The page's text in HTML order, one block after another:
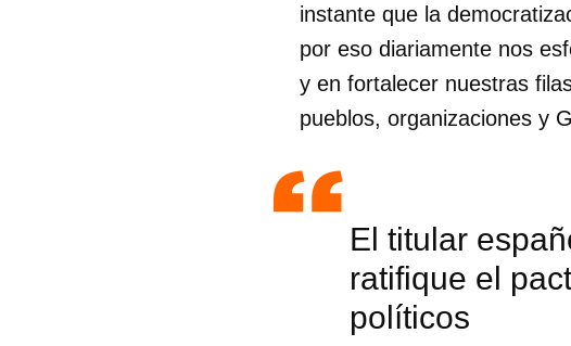
instante que la
por eso diariamente nos
y en fortalecer nuestras
pueblos, organizaciones y
El titular
ratifique el
políticos